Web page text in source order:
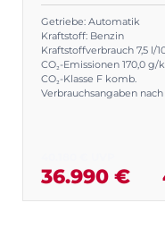
Getriebe: Automatik
Kraftstoff: Benzin
Kraftstoffverbrauch 7,5 l/
CO₂-Emissionen 170,0 g/
CO₂-Klasse F komb.
Verbrauchsangaben nach
36.990 €